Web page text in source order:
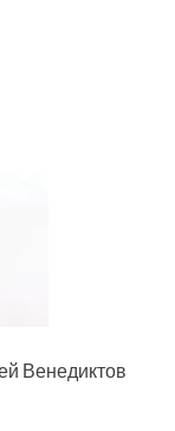
Венедиктов